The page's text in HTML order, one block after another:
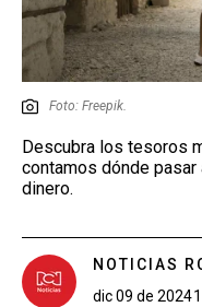
Foto: Freepik.
Descubra los tesoros
contamos dónde
dinero.
NOTICIAS
dic 09 de 2024